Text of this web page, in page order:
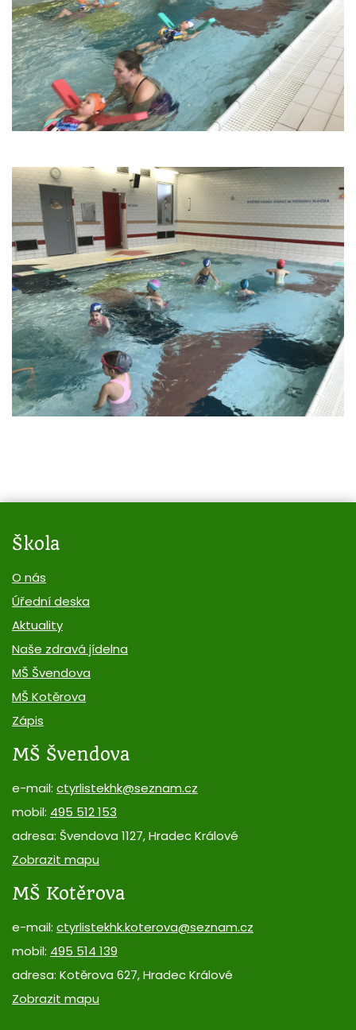
Škola
O nás
Úřední deska
Aktuality
Naše zdravá jídelna
MŠ Švendova
MŠ Kotěrova
Zápis
MŠ Švendova
e-mail: ctyrlistekhk@seznam.cz
mobil: 495 512 153
adresa: Švendova 1127, Hradec Králové
Zobrazit mapu
MŠ Kotěrova
e-mail: ctyrlistekhk.koterova@seznam.cz
mobil: 495 514 139
adresa: Kotěrova 627, Hradec Králové
Zobrazit mapu